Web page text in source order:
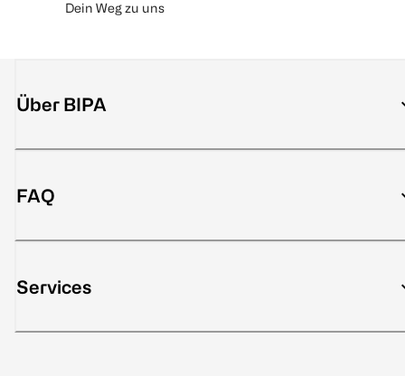
Dein Weg zu uns
Über BIPA
FAQ
Services